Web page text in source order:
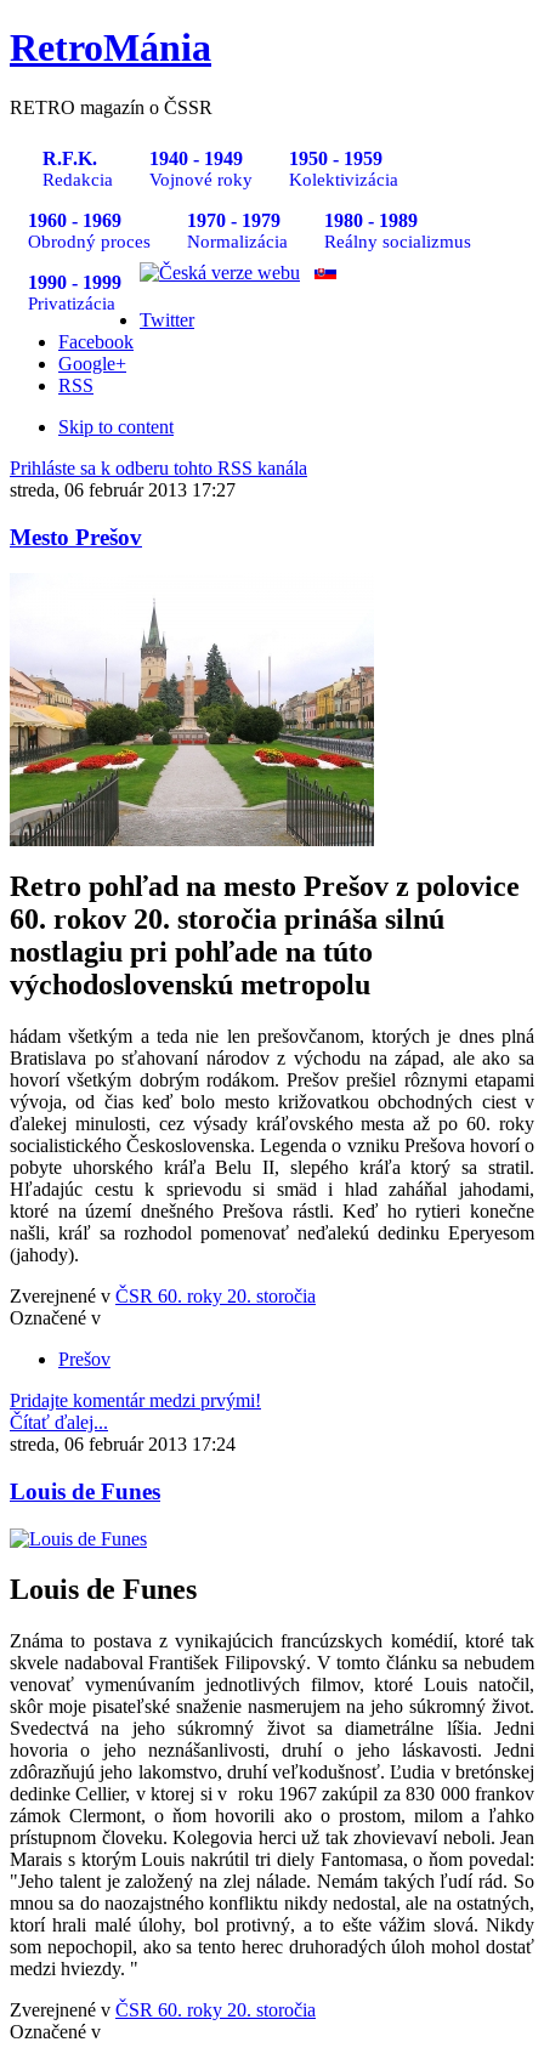
RetroMánia
RETRO magazín o ČSSR
R.F.K.
Redakcia
1940 - 1949
Vojnové roky
1950 - 1959
Kolektivizácia
1960 - 1969
Obrodný proces
1970 - 1979
Normalizácia
1980 - 1989
Reálny socializmus
1990 - 1999
Privatizácia
Twitter
Facebook
Google+
RSS
Skip to content
Prihláste sa k odberu tohto RSS kanála
streda, 06 február 2013 17:27
Mesto Prešov
Retro pohľad na mesto Prešov z polovice
60. rokov 20. storočia prináša silnú
nostlagiu pri pohľade na túto
východoslovenskú metropolu
hádam všetkým a teda nie len prešovčanom, ktorých je dnes plná
Bratislava po sťahovaní národov z východu na západ, ale ako sa
hovorí všetkým dobrým rodákom. Prešov prešiel rôznymi etapami
vývoja, od čias keď bolo mesto križovatkou obchodných ciest v
ďalekej minulosti, cez výsady kráľovského mesta až po 60. roky
socialistického Československa. Legenda o vzniku Prešova hovorí o
pobyte uhorského kráľa Belu II, slepého kráľa ktorý sa stratil.
Hľadajúc cestu k sprievodu si smäd i hlad zaháňal jahodami,
ktoré na území dnešného Prešova rástli. Keď ho rytieri konečne
našli, kráľ sa rozhodol pomenovať neďalekú dedinku Eperyesom
(jahody).
Zverejnené v ČSR 60. roky 20. storočia
Označené v
Prešov
Pridajte komentár medzi prvými!
Čítať ďalej...
streda, 06 február 2013 17:24
Louis de Funes
Louis de Funes
Známa to postava z vynikajúcich francúzskych komédií, ktoré tak
skvele nadaboval František Filipovský. V tomto článku sa nebudem
venovať vymenúvaním jednotlivých filmov, ktoré Louis natočil,
skôr moje pisateľské snaženie nasmerujem na jeho súkromný život.
Svedectvá na jeho súkromný život sa diametrálne líšia. Jedni
hovoria o jeho neznášanlivosti, druhí o jeho láskavosti. Jedni
zdôrazňujú jeho lakomstvo, druhí veľkodušnosť. Ľudia v bretónskej
dedinke Cellier, v ktorej si v roku 1967 zakúpil za 830 000 frankov
zámok Clermont, o ňom hovorili ako o prostom, milom a ľahko
prístupnom človeku. Kolegovia herci už tak zhovievaví neboli. Jean
Marais s ktorým Louis nakrútil tri diely Fantomasa, o ňom povedal:
"Jeho talent je založený na zlej nálade. Nemám takých ľudí rád. So
mnou sa do naozajstného konfliktu nikdy nedostal, ale na ostatných,
ktorí hrali malé úlohy, bol protivný, a to ešte vážim slová. Nikdy
som nepochopil, ako sa tento herec druhoradých úloh mohol dostať
medzi hviezdy. "
Zverejnené v ČSR 60. roky 20. storočia
Označené v